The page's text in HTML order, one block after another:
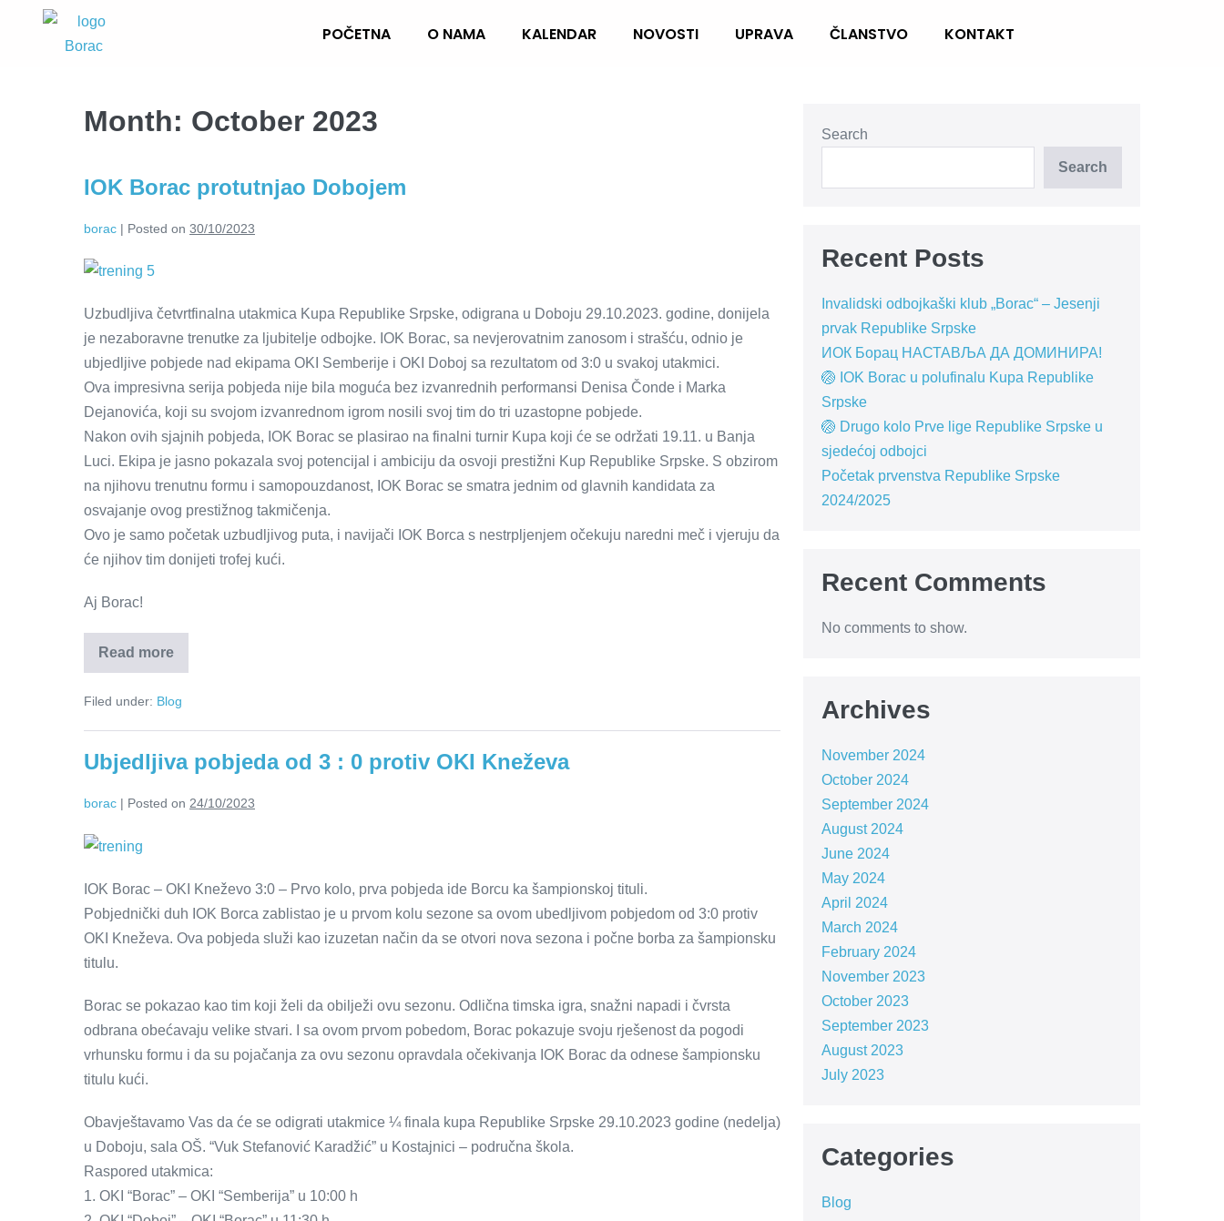
POČETNA O NAMA KALENDAR NOVOSTI UPRAVA ČLANSTVO KONTAKT
Month: October 2023
IOK Borac protutnjao Dobojem
borac | Posted on 30/10/2023
Uzbudljiva četvrtfinalna utakmica Kupa Republike Srpske, odigrana u Doboju 29.10.2023. godine, donijela
je nezaboravne trenutke za ljubitelje odbojke. IOK Borac, sa nevjerovatnim zanosom i strašću, odnio je
ubjedljive pobjede nad ekipama OKI Semberije i OKI Doboj sa rezultatom od 3:0 u svakoj utakmici.
Ova impresivna serija pobjeda nije bila moguća bez izvanrednih performansi Denisa Čonde i Marka
Dejanovića, koji su svojom izvanrednom igrom nosili svoj tim do tri uzastopne pobjede.
Nakon ovih sjajnih pobjeda, IOK Borac se plasirao na finalni turnir Kupa koji će se održati 19.11. u Banja
Luci. Ekipa je jasno pokazala svoj potencijal i ambiciju da osvoji prestižni Kup Republike Srpske. S obzirom
na njihovu trenutnu formu i samopouzdanost, IOK Borac se smatra jednim od glavnih kandidata za
osvajanje ovog prestižnog takmičenja.
Ovo je samo početak uzbudljivog puta, i navijači IOK Borca s nestrpljenjem očekuju naredni meč i vjeruju da
će njihov tim donijeti trofej kući.
Aj Borac!
Read more
Filed under: Blog
Ubjedljiva pobjeda od 3 : 0 protiv OKI Kneževa
borac | Posted on 24/10/2023
IOK Borac – OKI Kneževo 3:0 – Prvo kolo, prva pobjeda ide Borcu ka šampionskoj tituli.
Pobjednički duh IOK Borca zablistao je u prvom kolu sezone sa ovom ubedljivom pobjedom od 3:0 protiv
OKI Kneževa. Ova pobjeda služi kao izuzetan način da se otvori nova sezona i počne borba za šampionsku
titulu.
Borac se pokazao kao tim koji želi da obilježi ovu sezonu. Odlična timska igra, snažni napadi i čvrsta
odbrana obećavaju velike stvari. I sa ovom prvom pobedom, Borac pokazuje svoju rješenost da pogodi
vrhunsku formu i da su pojačanja za ovu sezonu opravdala očekivanja IOK Borac da odnese šampionsku
titulu kući.
Obavještavamo Vas da će se odigrati utakmice ¼ finala kupa Republike Srpske 29.10.2023 godine (nedelja)
u Doboju, sala OŠ. “Vuk Stefanović Karadžić” u Kostajnici – područna škola.
Raspored utakmica:
1. OKI “Borac” – OKI “Semberija” u 10:00 h
Search
Search
Recent Posts
Invalidski odbojkaški klub „Borac“ – Jesenji
prvak Republike Srpske
ИОК Борац НАСТАВЉА ДА ДОМИНИРА!
🏐 IOK Borac u polufinalu Kupa Republike
Srpske
🏐 Drugo kolo Prve lige Republike Srpske u
sjedećoj odbojci
Početak prvenstva Republike Srpske
2024/2025
Recent Comments
No comments to show.
Archives
November 2024
October 2024
September 2024
August 2024
June 2024
May 2024
April 2024
March 2024
February 2024
November 2023
October 2023
September 2023
August 2023
July 2023
Categories
Blog